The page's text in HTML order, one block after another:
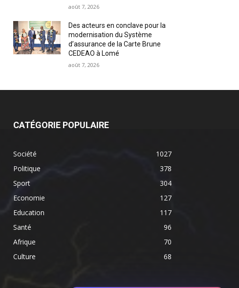
août 7, 2026
Des acteurs en conclave pour la
modernisation du Système
d’assurance de la Carte Brune
CEDEAO à Lomé
août 7, 2026
CATÉGORIE POPULAIRE
Société
1027
Politique
378
Sport
304
Economie
127
Education
117
Santé
96
Afrique
70
Culture
68